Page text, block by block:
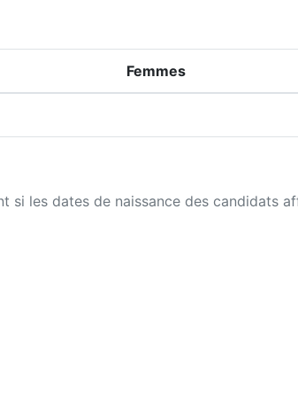
si les dates de naissance des candidats
Femmes